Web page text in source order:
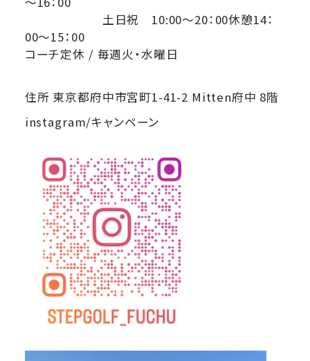
土日祝 10:00～20：00休憩14：
00～15：00
コーチ定休 / 毎週火・水曜日
住所 東京都府中市宮町1-41-2 Mitten府中 8階
instagram/キャンペーン